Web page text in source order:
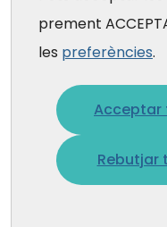
prement
les preferències.
Acceptar
Rebutjar